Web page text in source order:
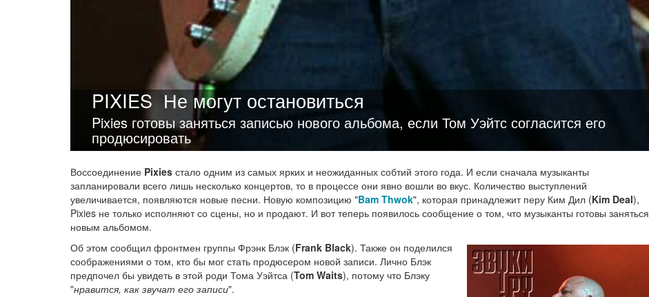
PIXIES Не могут остановиться
Pixies готовы заняться записью нового альбома, если Том Уэйтс согласится его
продюсировать
Воссоединение Pixies стало одним из самых ярких и неожиданных собтий этого года. И если сначала музыканты
запланировали всего лишь несколько концертов, то в процессе они явно вошли во вкус. Количество выступлений
увеличивается, появляются новые песни. Новую композицию "Bam Thwok", которая принадлежит перу Ким Дил (Kim Deal),
Pixies не только исполняют со сцены, но и продают. И вот теперь появилось сообщение о том, что музыканты готовы заняться
новым альбомом.
Об этом сообщил фронтмен группы Фрэнк Блэк (Frank Black). Также он поделился
соображениями о том, кто бы мог стать продюсером новой записи. Лично Блэк
предпочел бы увидеть в этой роди Тома Уэйтса (Tom Waits), потому что Блэку
"нравится, как звучат его записи".